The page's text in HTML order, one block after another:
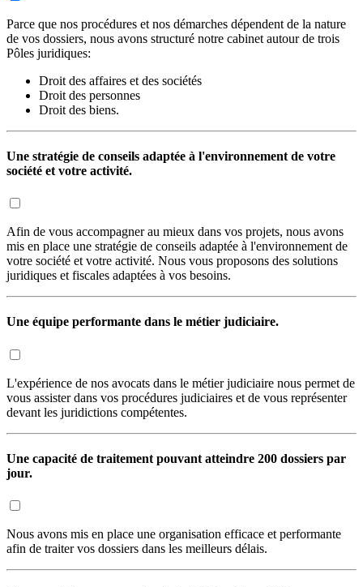
Parce que nos procédures et nos démarches dépendent de la nature
de vos dossiers, nous avons structuré notre cabinet autour de trois
Pôles juridiques:
Droit des affaires et des sociétés
Droit des personnes
Droit des biens.
Une stratégie de conseils adaptée à l'environnement de votre
société et votre activité.
Afin de vous accompagner au mieux dans vos projets, nous avons
mis en place une stratégie de conseils adaptée à l'environnement de
votre société et votre activité. Nous vous proposons des solutions
juridiques et fiscales adaptées à vos besoins.
Une équipe performante dans le métier judiciaire.
L'expérience de nos avocats dans le métier judiciaire nous permet de
vous assister dans vos procédures judiciaires et de vous représenter
devant les juridictions compétentes.
Une capacité de traitement pouvant atteindre 200 dossiers par
jour.
Nous avons mis en place une organisation efficace et performante
afin de traiter vos dossiers dans les meilleurs délais.